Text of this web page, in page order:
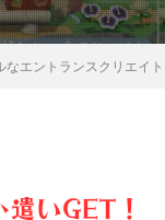
なエントランスクリエイ